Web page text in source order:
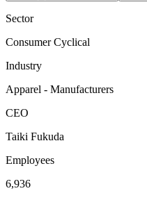
Sector
Consumer Cyclical
Industry
Apparel - Manufacturers
CEO
Taiki Fukuda
Employees
6,936